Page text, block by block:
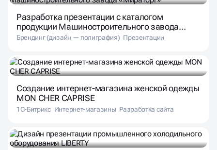
Разработка презентации с каталогом
продукции Машиностроительного завода
«Мираторг»
Брендинг (дизайн — полиграфия) Презентации
Создание интернет-магазина женской одежды
MON CHER CAPRISE
1С-Битрикс Интернет-магазины Разработка сайта